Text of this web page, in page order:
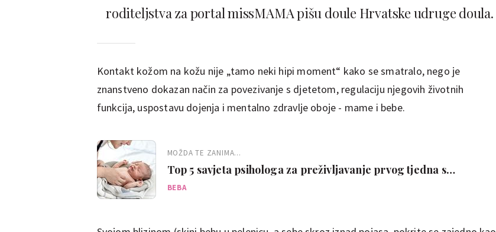
roditeljstva za portal missMAMA pišu doule Hrvatske udruge doula.
Kontakt kožom na kožu nije „tamo neki hipi moment“ kako se smatralo, nego je
znanstveno dokazan način za povezivanje s djetetom, regulaciju njegovih životnih
funkcija, uspostavu dojenja i mentalno zdravlje oboje - mame i bebe.
MOŽDA TE ZANIMA...
Top 5 savjeta psihologa za preživljavanje prvog tjedna s
novorođenčetom
BEBA